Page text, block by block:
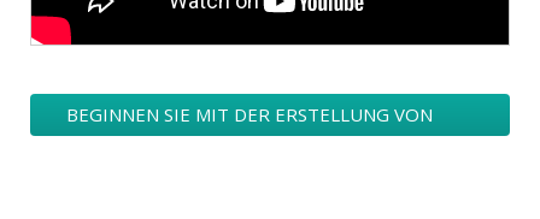
BEGINNEN SIE MIT DER ERSTELLUNG VON